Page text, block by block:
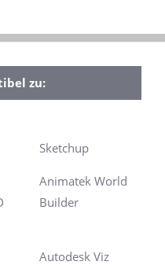
zu:
Sketchup
Animatek World
Builder
Autodesk Viz